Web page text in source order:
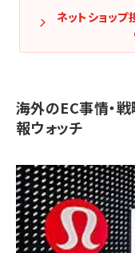
ネットショップ
海外のEC事情・戦
報ウォッチ